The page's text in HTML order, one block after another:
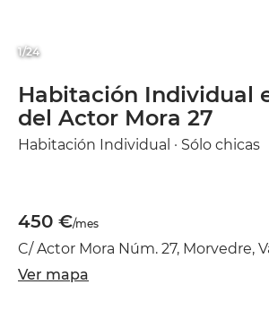
1/24
Habitación Individual
del Actor Mora 27
Habitación Individual · Sólo chicas
450 €/mes
C/ Actor Mora Núm. 27, Morvedre,
Ver mapa